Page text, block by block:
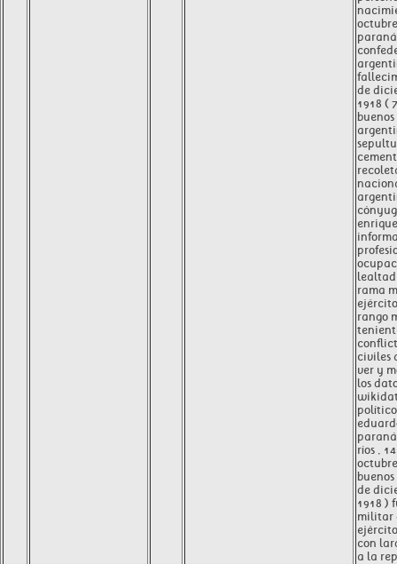
de
1918 (
rama
rango
civiles
ver y
los
ríos ,
de
1918 )
militar
con
a la